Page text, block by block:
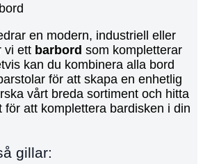
en modern, industriell eller
vi ett barbord som kompletterar
kan du kombinera alla bord
för att skapa en enhetlig
vårt breda sortiment och hitta
för att komplettera bardisken i din
gillar: